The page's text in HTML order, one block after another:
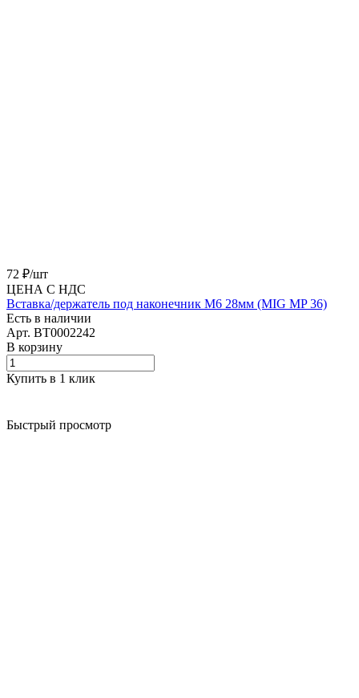
72 ₽/шт
ЦЕНА С НДС
Вставка/держатель под наконечник M6 28мм (MIG MP 36)
Есть в наличии
Арт. BT0002242
В корзину
Купить в 1 клик
Быстрый просмотр